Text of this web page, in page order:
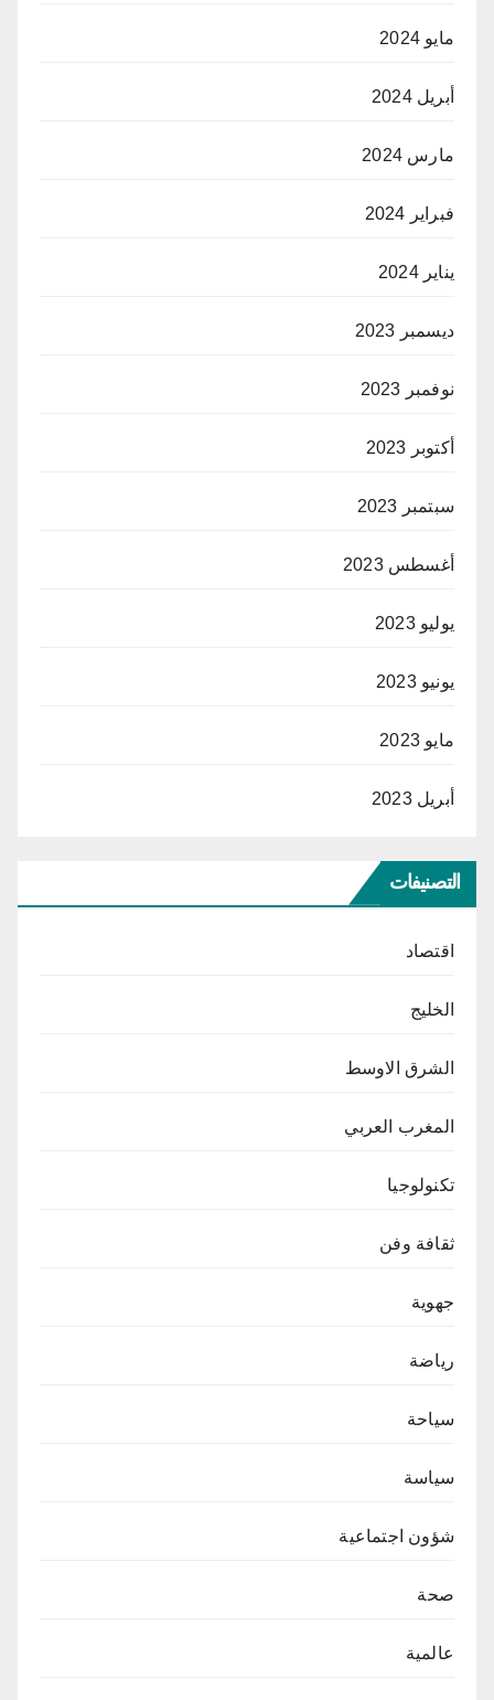
مايو 2024
أبريل 2024
مارس 2024
فبراير 2024
يناير 2024
ديسمبر 2023
نوفمبر 2023
أكتوبر 2023
سبتمبر 2023
أغسطس 2023
يوليو 2023
يونيو 2023
مايو 2023
أبريل 2023
التصنيفات
اقتصاد
الخليج
الشرق الاوسط
المغرب العربي
تكنولوجيا
ثقافة وفن
جهوية
رياضة
سياحة
سياسة
شؤون اجتماعية
صحة
عالمية